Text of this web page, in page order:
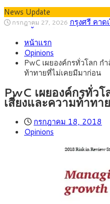
News Update
กรกฎาคม 27, 2026 กรุงศรี คา
หน้ารถไฟฟ้าสงขลา โมโนเรล
สิงหาคม 4, 2026
รายหัวเพียง 2,618 บาท เสนอท
งานจริง
สิงหาคม 3, 2026
33.00-33.60 ติดตามข้อมูลจ้าง
สิงหาคม 1, 2026 “เอกนิติ” เปิด
เดินหน้า 5 ยุทธศาสตร์ รื้อโครง
ศักยภาพ
กรกฎาคม 27, 2026 ภัยเงียบใกล้
ติดลายการ์ตูน กรมศุลกากร เตือ
ใหญ่จากเยอรมนี
หน้าแรก
Opinions
PwC เผยองค์กรทั่วโลก ก
ท้าทายที่ไม่เคยมีมาก่อน
PwC เผยองค์กรทั่ว
เสี่ยงและความท้าท
กรกฎาคม 18, 2018
Opinions